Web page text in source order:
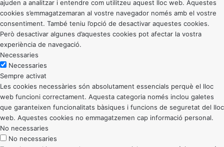
ajuden a analitzar i entendre com utilitzeu aquest lloc web. Aquestes
cookies s’emmagatzemaran al vostre navegador només amb el vostre
consentiment. També teniu l’opció de desactivar aquestes cookies.
Però desactivar algunes d’aquestes cookies pot afectar la vostra
experiència de navegació.
Necessaries
Necessaries
Sempre activat
Les cookies necessàries són absolutament essencials perquè el lloc
web funcioni correctament. Aquesta categoria només inclou galetes
que garanteixen funcionalitats bàsiques i funcions de seguretat del lloc
web. Aquestes cookies no emmagatzemen cap informació personal.
No necessaries
No necessaries